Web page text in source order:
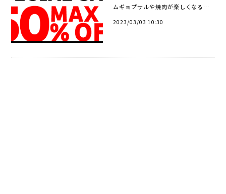
ムギョプサルや焼肉が楽しくなるパ
アでもご自宅のガスコンロ、IHでも
2023/03/03 10:30